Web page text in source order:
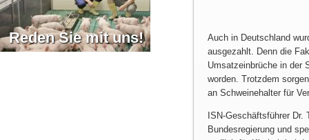
Reden Sie mit uns!
Auch in Deutschland
ausgezahlt. Denn die
Umsatzeinbrüche in der
worden. Trotzdem
an Schweinehalter für
ISN-Geschäftsführer
Bundesregierung und